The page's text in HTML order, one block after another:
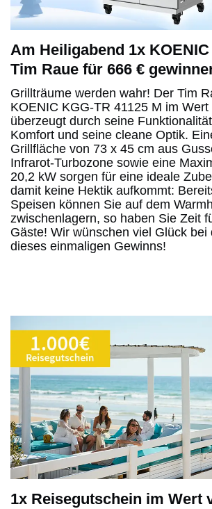
Am Heiligabend 1x
Tim Raue für 666 €
Grillträume werden wahr! Der Tim
KOENIC KGG-TR 41125 M im
überzeugt durch seine
Komfort und seine cleane Optik.
Grillfläche von 73 x 45 cm aus
Infrarot-Turbozone sowie eine
20,2 kW sorgen für eine ideale
damit keine Hektik aufkommt:
Speisen können Sie auf dem
zwischenlagern, so haben Sie Zeit
Gäste! Wir wünschen viel Glück bei
dieses einmaligen Gewinns!
1x Reisegutschein im Wert